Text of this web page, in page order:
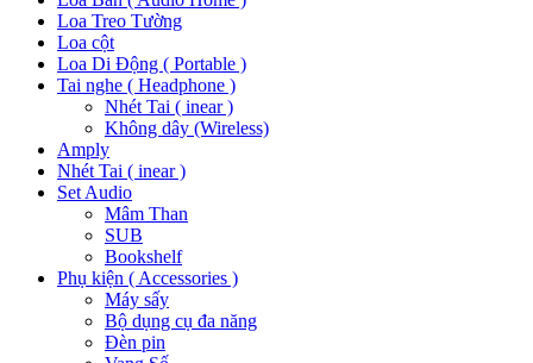
Loa Treo Tường
Loa cột
Loa Di Động ( Portable )
Tai nghe ( Headphone )
Nhét Tai ( inear )
Không dây (Wireless)
Amply
Nhét Tai ( inear )
Set Audio
Mâm Than
SUB
Bookshelf
Phụ kiện ( Accessories )
Máy sấy
Bộ dụng cụ đa năng
Đèn pin